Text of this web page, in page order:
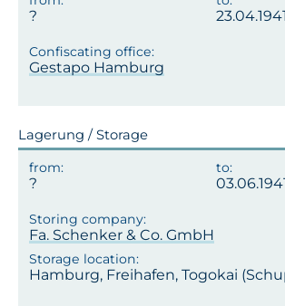
23.04.1941
Gestapo Hamburg
Lagerung / Storage
Fa. Schenker & Co. GmbH
Hamburg, Freihafen, Togokai